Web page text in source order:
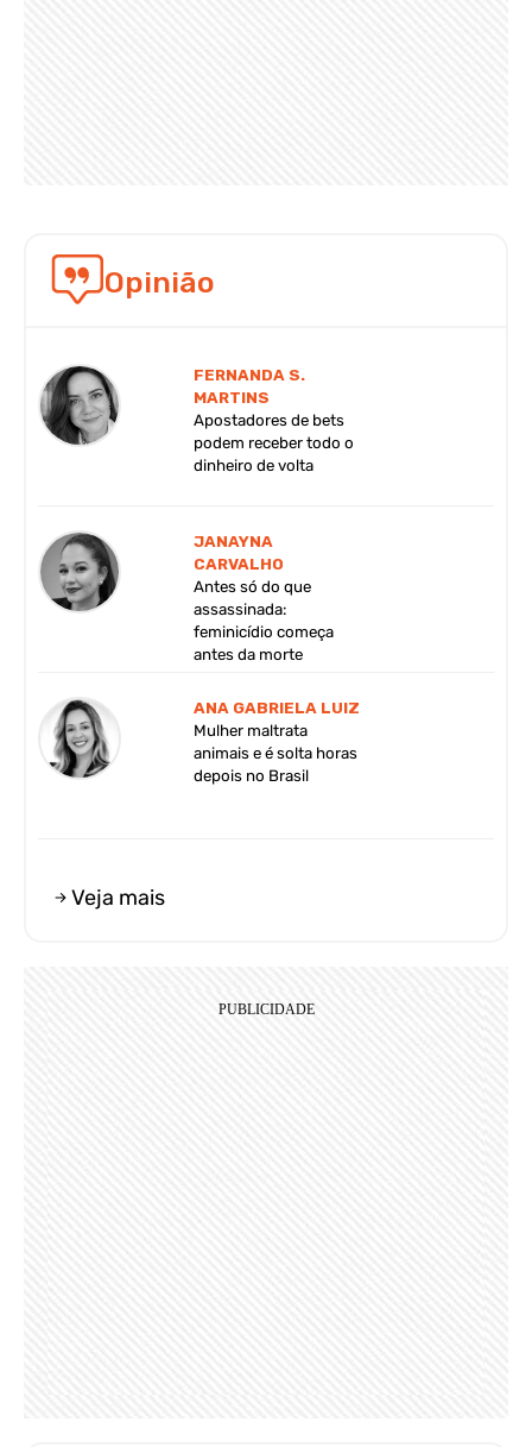
Opinião
FERNANDA S.
MARTINS
Apostadores de bets
podem receber todo o
dinheiro de volta
JANAYNA
CARVALHO
Antes só do que
assassinada:
feminicídio começa
antes da morte
ANA GABRIELA LUIZ
Mulher maltrata
animais e é solta horas
depois no Brasil
Veja mais